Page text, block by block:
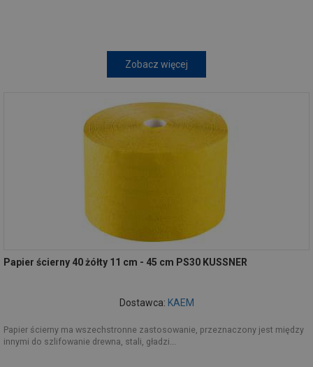
Zobacz więcej
Papier ścierny 40 żółty 11 cm - 45 cm PS30 KUSSNER
Dostawca: KAEM
Papier ścierny ma wszechstronne zastosowanie, przeznaczony jest między
innymi do szlifowanie drewna, stali, gładzi...